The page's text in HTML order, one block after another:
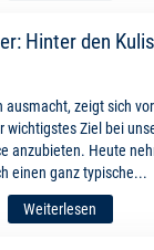
Hinter den
ausmacht, zeigt sich
wichtigstes Ziel bei
anzubieten. Heute
einen ganz typische...
Weiterlesen